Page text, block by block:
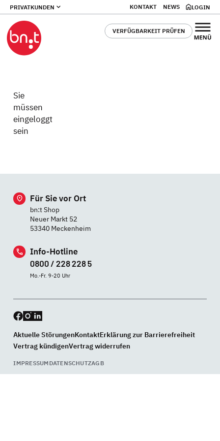
PRIVATKUNDEN KONTAKT NEWS LOGIN
VERFÜGBARKEIT PRÜFEN
Sie
müssen
eingeloggt
sein
Für Sie vor Ort
bn:t Shop
Neuer Markt 52
53340 Meckenheim
Info-Hotline
0800 / 228 228 5
Mo.-Fr. 9-20 Uhr
Aktuelle StörungenKontaktErklärung zur Barrierefreiheit
Vertrag kündigenVertrag widerrufen
IMPRESSUM DATENSCHUTZAGB